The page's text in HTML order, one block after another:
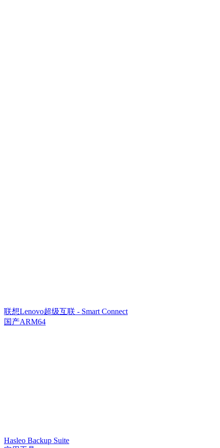
联想Lenovo超级互联 - Smart Connect
国产ARM64
Hasleo Backup Suite